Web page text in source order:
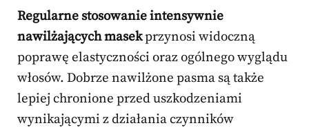
Regularne stosowanie intensywnie
nawilżających masekprzynosi widoczną
poprawę elastyczności oraz ogólnego wyglądu
włosów. Dobrze nawilżone pasma są także
lepiej chronione przed uszkodzeniami
wynikającymi z działania czynników